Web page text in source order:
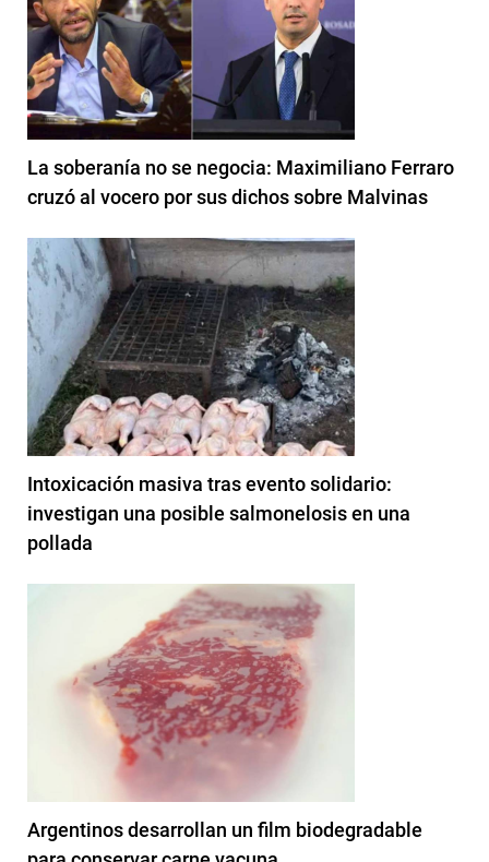
La soberanía no se negocia: Maximiliano Ferraro
cruzó al vocero por sus dichos sobre Malvinas
Intoxicación masiva tras evento solidario:
investigan una posible salmonelosis en una
pollada
Argentinos desarrollan un film biodegradable